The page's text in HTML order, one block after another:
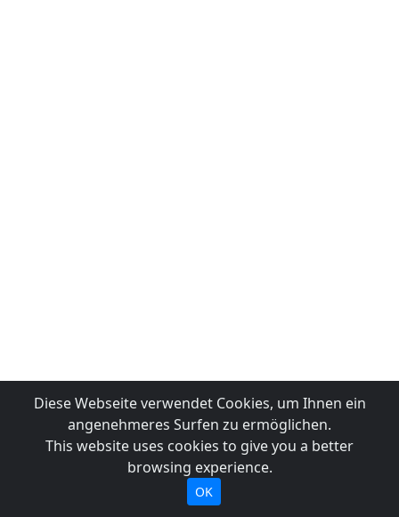
Diese Webseite verwendet Cookies, um Ihnen ein
angenehmeres Surfen zu ermöglichen.
This website uses cookies to give you a better
browsing experience.
OK